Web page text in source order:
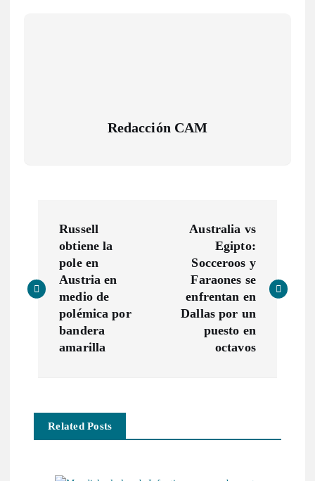
Redacción CAM
v
c
Russell
obtiene la
pole en
Austria en
medio de
polémica por
bandera
amarilla
Australia vs
Egipto:
Socceroos y
Faraones se
enfrentan en
Dallas por un
puesto en
octavos
Related Posts